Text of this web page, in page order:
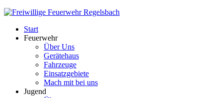
Start
Feuerwehr
Über Uns
Gerätehaus
Fahrzeuge
Einsatzgebiete
Mach mit bei uns
Jugend